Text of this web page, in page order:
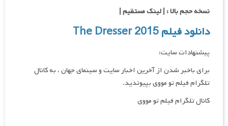
نسخه حجم بالا : | لینک مستقیم |
دانلود فیلم The Dresser 2015
پیشنهادات سایت:
برای باخبر شدن از آخرین اخبار سایت و سینمای جهان ، به کانال
تلگرام فیلم تو مووی بپیوندید.
کانال تلگرام فیلم تو مووی